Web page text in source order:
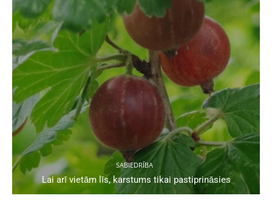
SABIEDRĪBA
Lai arī vietām līs, karstums tikai pastiprināsies